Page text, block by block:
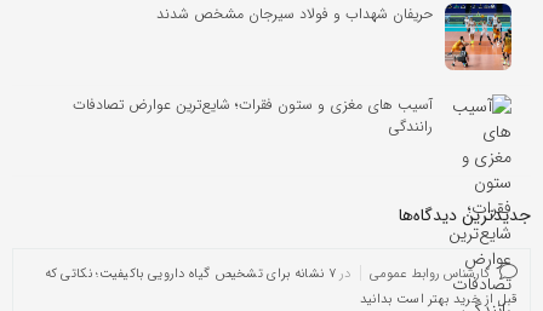
حریفان شهداب و فولاد سیرجان مشخص شدند
آسیب های مغزی و ستون فقرات؛ شایع‌ترین عوارض تصادفات
رانندگی
جدیدترین دیدگاه‌‌ها
کارشناس روابط عمومی در
۷ نشانه برای تشخیص گیاه دارویی باکیفیت؛ نکاتی که
قبل از خرید بهتر است بدانید